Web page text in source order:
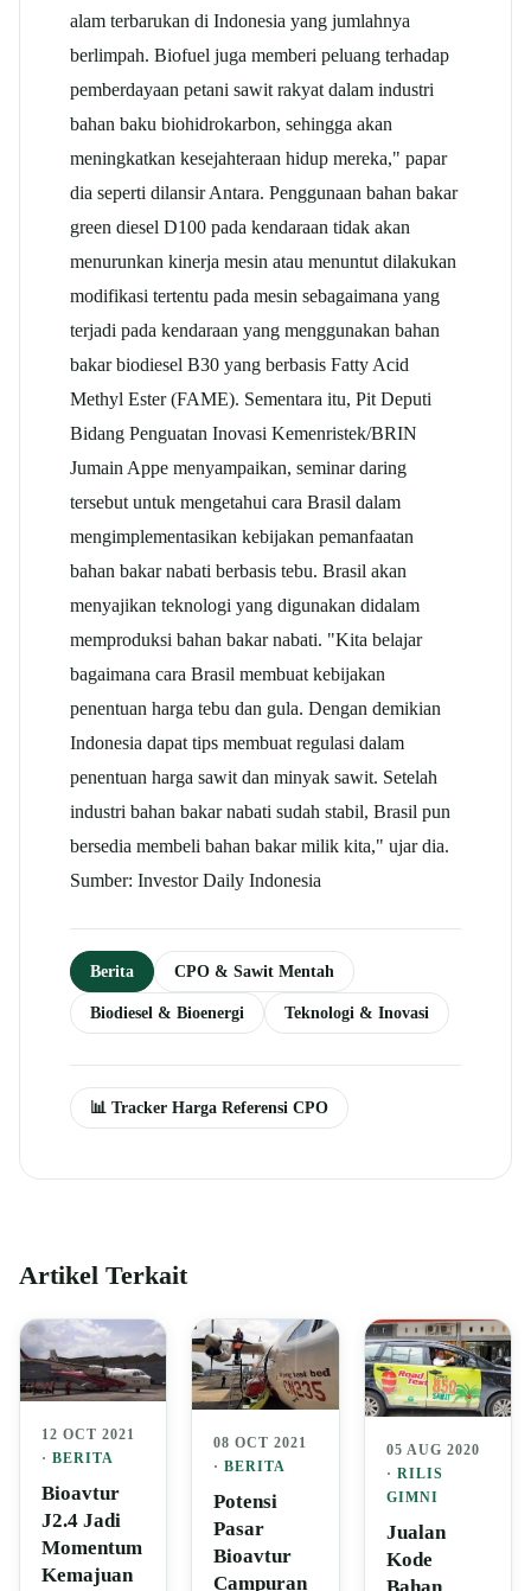
alam terbarukan di Indonesia yang jumlahnya
berlimpah. Biofuel juga memberi peluang terhadap
pemberdayaan petani sawit rakyat dalam industri
bahan baku biohidrokarbon, sehingga akan
meningkatkan kesejahteraan hidup mereka," papar
dia seperti dilansir Antara. Penggunaan bahan bakar
green diesel D100 pada kendaraan tidak akan
menurunkan kinerja mesin atau menuntut dilakukan
modifikasi tertentu pada mesin sebagaimana yang
terjadi pada kendaraan yang menggunakan bahan
bakar biodiesel B30 yang berbasis Fatty Acid
Methyl Ester (FAME). Sementara itu, Pit Deputi
Bidang Penguatan Inovasi Kemenristek/BRIN
Jumain Appe menyampaikan, seminar daring
tersebut untuk mengetahui cara Brasil dalam
mengimplementasikan kebijakan pemanfaatan
bahan bakar nabati berbasis tebu. Brasil akan
menyajikan teknologi yang digunakan didalam
memproduksi bahan bakar nabati. "Kita belajar
bagaimana cara Brasil membuat kebijakan
penentuan harga tebu dan gula. Dengan demikian
Indonesia dapat tips membuat regulasi dalam
penentuan harga sawit dan minyak sawit. Setelah
industri bahan bakar nabati sudah stabil, Brasil pun
bersedia membeli bahan bakar milik kita," ujar dia.
Sumber: Investor Daily Indonesia
Berita CPO & Sawit Mentah
Biodiesel & Bioenergi Teknologi & Inovasi
📊 Tracker Harga Referensi CPO
Artikel Terkait
12 OCT 2021
· BERITA
Bioavtur
J2.4 Jadi
Momentum
Kemajuan
08 OCT 2021
·BERITA
Potensi
Pasar
Bioavtur
Campuran
05 AUG 2020
· RILIS
GIMNI
Jualan
Kode